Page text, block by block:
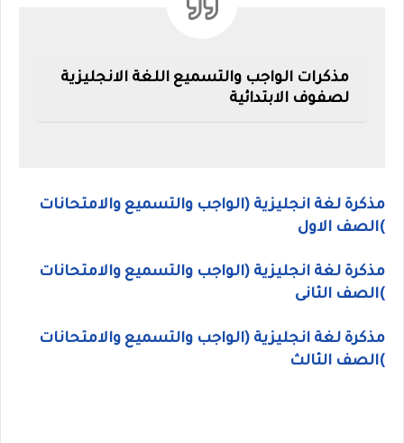
مذكرات الواجب والتسميع اللغة الانجليزية
لصفوف الابتدائية
مذكرة لغة انجليزية (الواجب والتسميع والامتحانات
)الصف الاول
مذكرة لغة انجليزية (الواجب والتسميع والامتحانات
)الصف الثانى
مذكرة لغة انجليزية (الواجب والتسميع والامتحانات
)الصف الثالث